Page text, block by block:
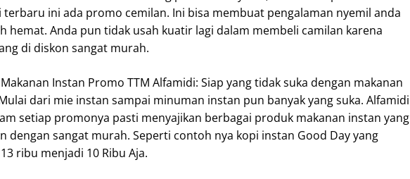
terbaru ini ada promo cemilan. Ini bisa membuat pengalaman nyemil anda
hemat. Anda pun tidak usah kuatir lagi dalam membeli camilan karena
di diskon sangat murah.
Instan Promo TTM Alfamidi: Siap yang tidak suka dengan makanan
dari mie instan sampai minuman instan pun banyak yang suka. Alfamidi
setiap promonya pasti menyajikan berbagai produk makanan instan yang
dengan sangat murah. Seperti contoh nya kopi instan Good Day yang
ribu menjadi 10 Ribu Aja.